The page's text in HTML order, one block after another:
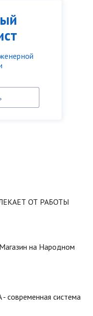
ОТ РАБОТЫ
на Народном
система